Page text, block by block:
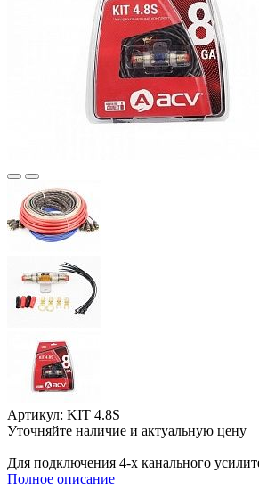
Артикул: KIT 4.8S
Уточняйте наличие и актуальную цену
Для подключения 4-х канального
Полное описание